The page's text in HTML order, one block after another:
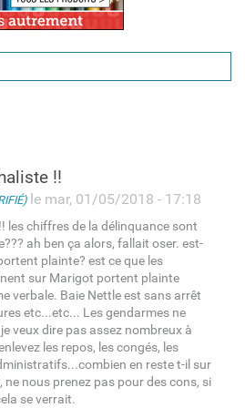
!!
le mar, 01/05/2018 - 17:18
les chiffres de la délinquance sont
ah ben ça alors, fallait oser. est-
plainte? est ce que les
sur Marigot portent plainte
verbale. Baie Nettle est sans arrêt
etc...etc... Les gendarmes ne
veux dire pas assez nombreux à
les repos, les congés, les
en reste t-il sur
ne nous prenez pas pour des cons, si
se verrait.